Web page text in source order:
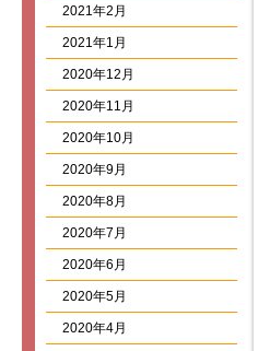
2021年2月
2021年1月
2020年12月
2020年11月
2020年10月
2020年9月
2020年8月
2020年7月
2020年6月
2020年5月
2020年4月